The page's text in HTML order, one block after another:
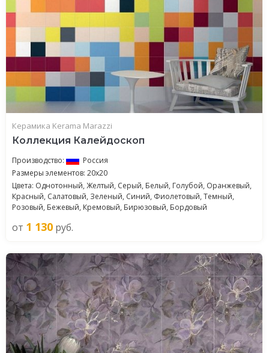
Керамика Kerama Marazzi
Коллекция Калейдоскоп
Производство:
Россия
Размеры элементов: 20x20
Цвета: Однотонный, Желтый, Серый, Белый, Голубой, Оранжевый,
Красный, Салатовый, Зеленый, Синий, Фиолетовый, Темный,
Розовый, Бежевый, Кремовый, Бирюзовый, Бордовый
от 1 130 руб.